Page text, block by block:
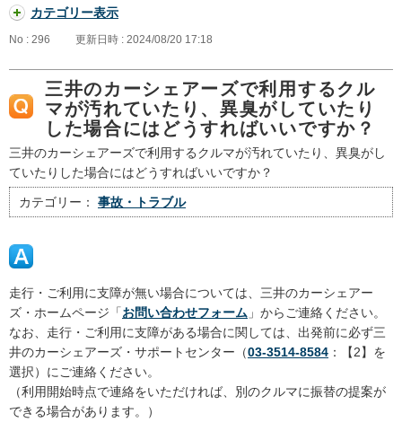
カテゴリー表示
No : 296 更新日時 : 2024/08/20 17:18
三井のカーシェアーズで利用するクル
マが汚れていたり、異臭がしていたり
した場合にはどうすればいいですか？
三井のカーシェアーズで利用するクルマが汚れていたり、異臭がし
ていたりした場合にはどうすればいいですか？
カテゴリー： 事故・トラブル
走行・ご利用に支障が無い場合については、三井のカーシェアー
ズ・ホームページ「お問い合わせフォーム 」からご連絡ください。
なお、走行・ご利用に支障がある場合に関しては、出発前に必ず三
井のカーシェアーズ・サポートセンター（03-3514-8584 ：【2】を
選択）にご連絡ください。
（利用開始時点で連絡をいただければ、別のクルマに振替の提案が
できる場合があります。）